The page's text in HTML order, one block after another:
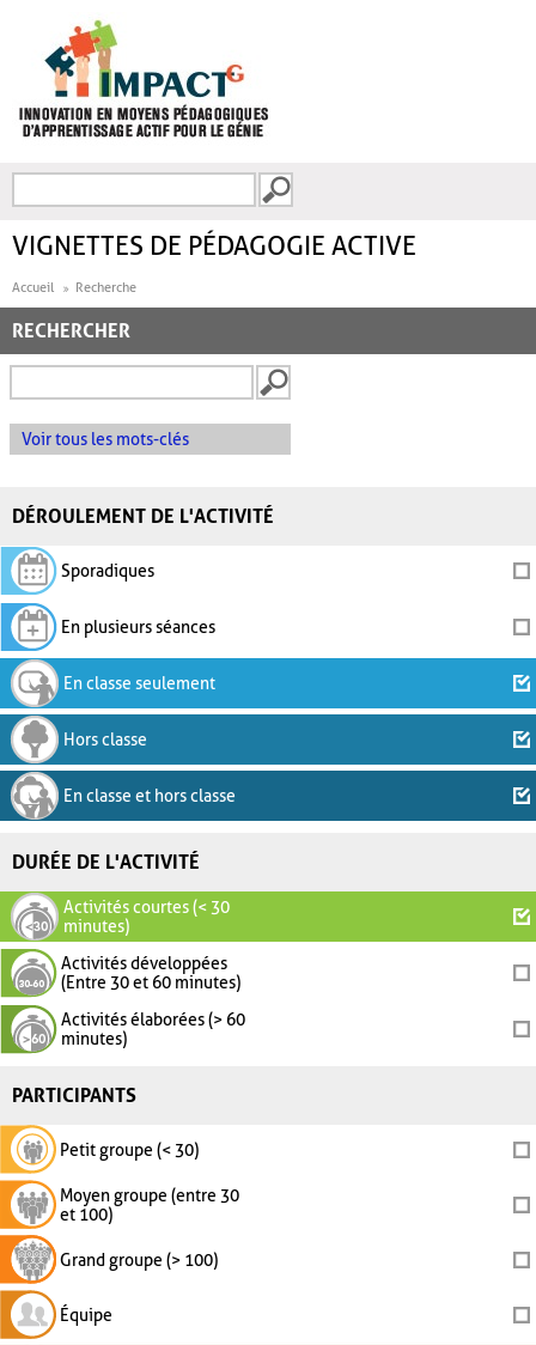
FORMULAIRE DE
VIGNETTES DE PÉDAGOGIE ACTIVE
Accueil Recherche
RECHERCHER
Voir tous les mots-clés
DÉROULEMENT DE L'ACTIVITÉ
Sporadiques
En plusieurs séances
En classe seulement
Hors classe
En classe et hors classe
DURÉE DE L'ACTIVITÉ
Activités courtes (< 30
minutes)
Activités développées
(Entre 30 et 60 minutes)
Activités élaborées (> 60
minutes)
PARTICIPANTS
Petit groupe (< 30)
Moyen groupe (entre 30
et 100)
Grand groupe (> 100)
Équipe